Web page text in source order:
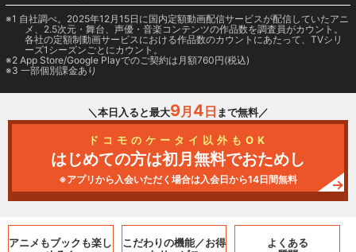
1 自社調べ。2025年12月15日に国内定額動画配信サービスが配信していたアニ
メ、2.5次元・舞台、声優・音楽コンテンツの作品数を調査員がカウント。
各社の定額制動画サービスにおける作品数のカウントにあたって、TVシリ
ーズ1シーズンごとにカウント。
2 App Store/Google Playでのご契約は月額760円(税込)
3 一部個別課金あり
＼本日入ると最大9月 4 日 まで無料／
ドコモのケータイ以外もOK
はじめての方は初月無料でおためし
※アプリから入会いただく場合は入会日から14日間無料
アニメもブックも楽し
こだわりの機能／お得
よくある